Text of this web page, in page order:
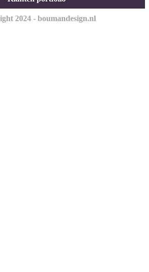
2024 - boumandesign.nl